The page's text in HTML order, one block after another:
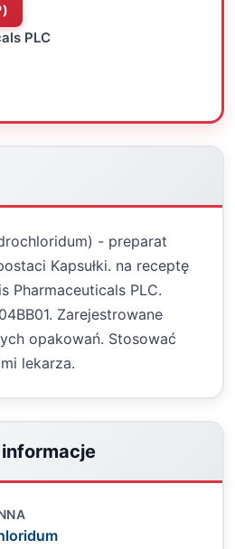
PLC
- preparat
Kapsułki. na receptę
Pharmaceuticals PLC.
Zarejestrowane
opakowań. Stosować
lekarza.